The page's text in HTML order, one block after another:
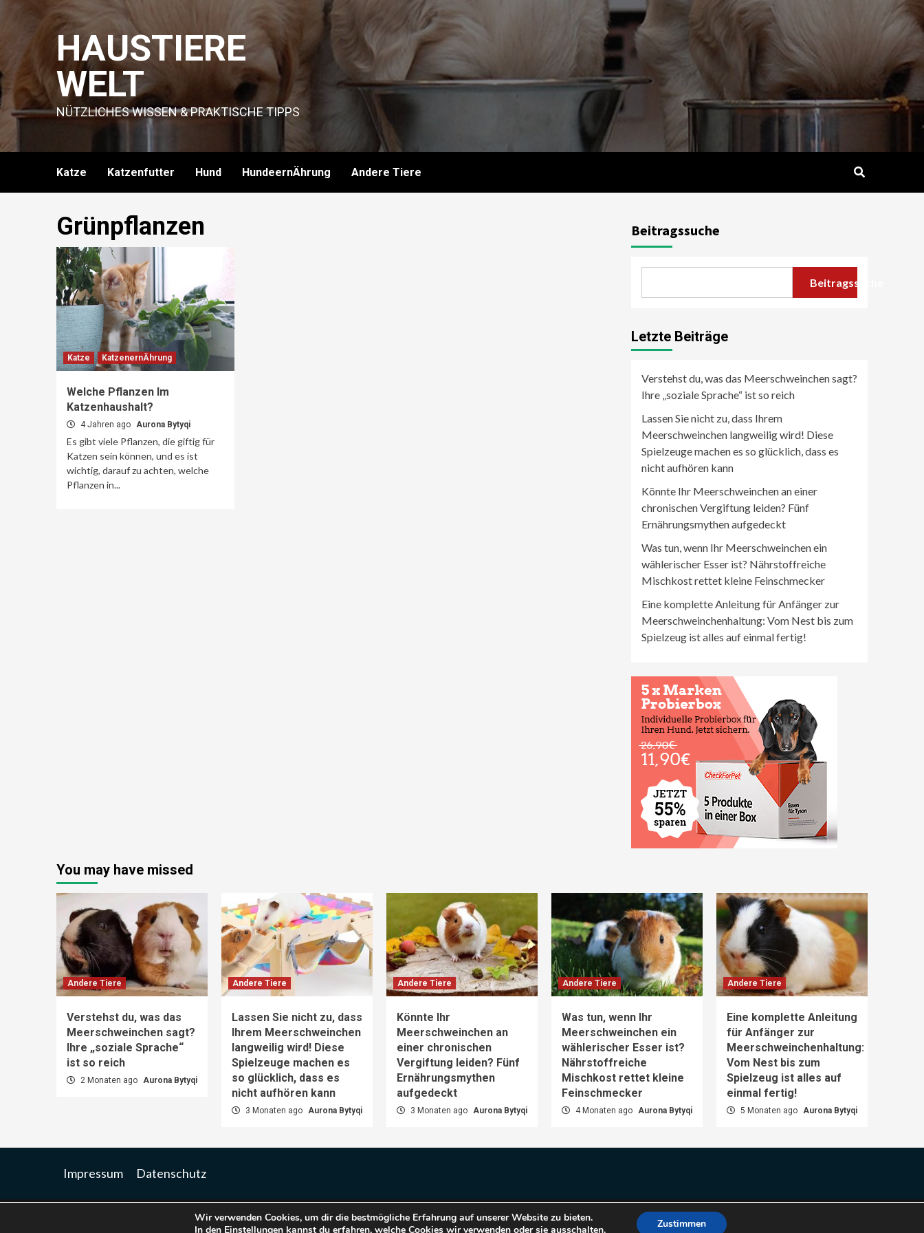
content
HAUSTIERE
WELT
NÜTZLICHES WISSEN & PRAKTISCHE TIPPS
Katze Katzenfutter Hund HundeernÄhrung Andere Tiere
Grünpflanzen
Katze KatzenernÄhrung
Welche Pflanzen Im
Katzenhaushalt?
4 Jahren ago Aurona Bytyqi
Es gibt viele Pflanzen, die giftig für
Katzen sein können, und es ist
wichtig, darauf zu achten, welche
Pflanzen in...
Beitragssuche
Beitragssuche
Letzte Beiträge
Verstehst du, was das Meerschweinchen sagt?
Ihre „soziale Sprache“ ist so reich
Lassen Sie nicht zu, dass Ihrem
Meerschweinchen langweilig wird! Diese
Spielzeuge machen es so glücklich, dass es
nicht aufhören kann
Könnte Ihr Meerschweinchen an einer
chronischen Vergiftung leiden? Fünf
Ernährungsmythen aufgedeckt
Was tun, wenn Ihr Meerschweinchen ein
wählerischer Esser ist? Nährstoffreiche
Mischkost rettet kleine Feinschmecker
Eine komplette Anleitung für Anfänger zur
Meerschweinchenhaltung: Vom Nest bis zum
Spielzeug ist alles auf einmal fertig!
You may have missed
Andere Tiere
Verstehst du, was das
Meerschweinchen sagt?
Ihre „soziale Sprache“
ist so reich
2 Monaten ago Aurona Bytyqi
Andere Tiere
Lassen Sie nicht zu, dass
Ihrem Meerschweinchen
langweilig wird! Diese
Spielzeuge machen es
so glücklich, dass es
nicht aufhören kann
3 Monaten ago Aurona Bytyqi
Andere Tiere
Könnte Ihr
Meerschweinchen an
einer chronischen
Vergiftung leiden? Fünf
Ernährungsmythen
aufgedeckt
3 Monaten ago Aurona Bytyqi
Andere Tiere
Was tun, wenn Ihr
Meerschweinchen ein
wählerischer Esser ist?
Nährstoffreiche
Mischkost rettet kleine
Feinschmecker
4 Monaten ago Aurona Bytyqi
Andere Tiere
Eine komplette Anleitung
für Anfänger zur
Meerschweinchenhaltung:
Vom Nest bis zum
Spielzeug ist alles auf
einmal fertig!
5 Monaten ago Aurona Bytyqi
Impressum Datenschutz
Copyright © 2025 Haustiere Welt.|CoverNewsby AF themes.
Wir verwenden Cookies, um dir die bestmögliche Erfahrung auf unserer Website zu bieten.
In den Einstellungen kannst du erfahren, welche Cookies wir verwenden oder sie ausschalten. Zustimmen